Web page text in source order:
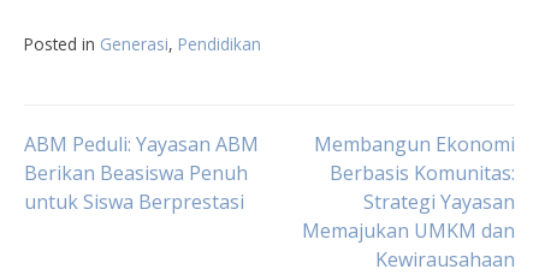
Posted in Generasi, Pendidikan
Navigasi
pos
ABM Peduli: Yayasan ABM
Berikan Beasiswa Penuh
untuk Siswa Berprestasi
Membangun Ekonomi
Berbasis Komunitas:
Strategi Yayasan
Memajukan UMKM dan
Kewirausahaan